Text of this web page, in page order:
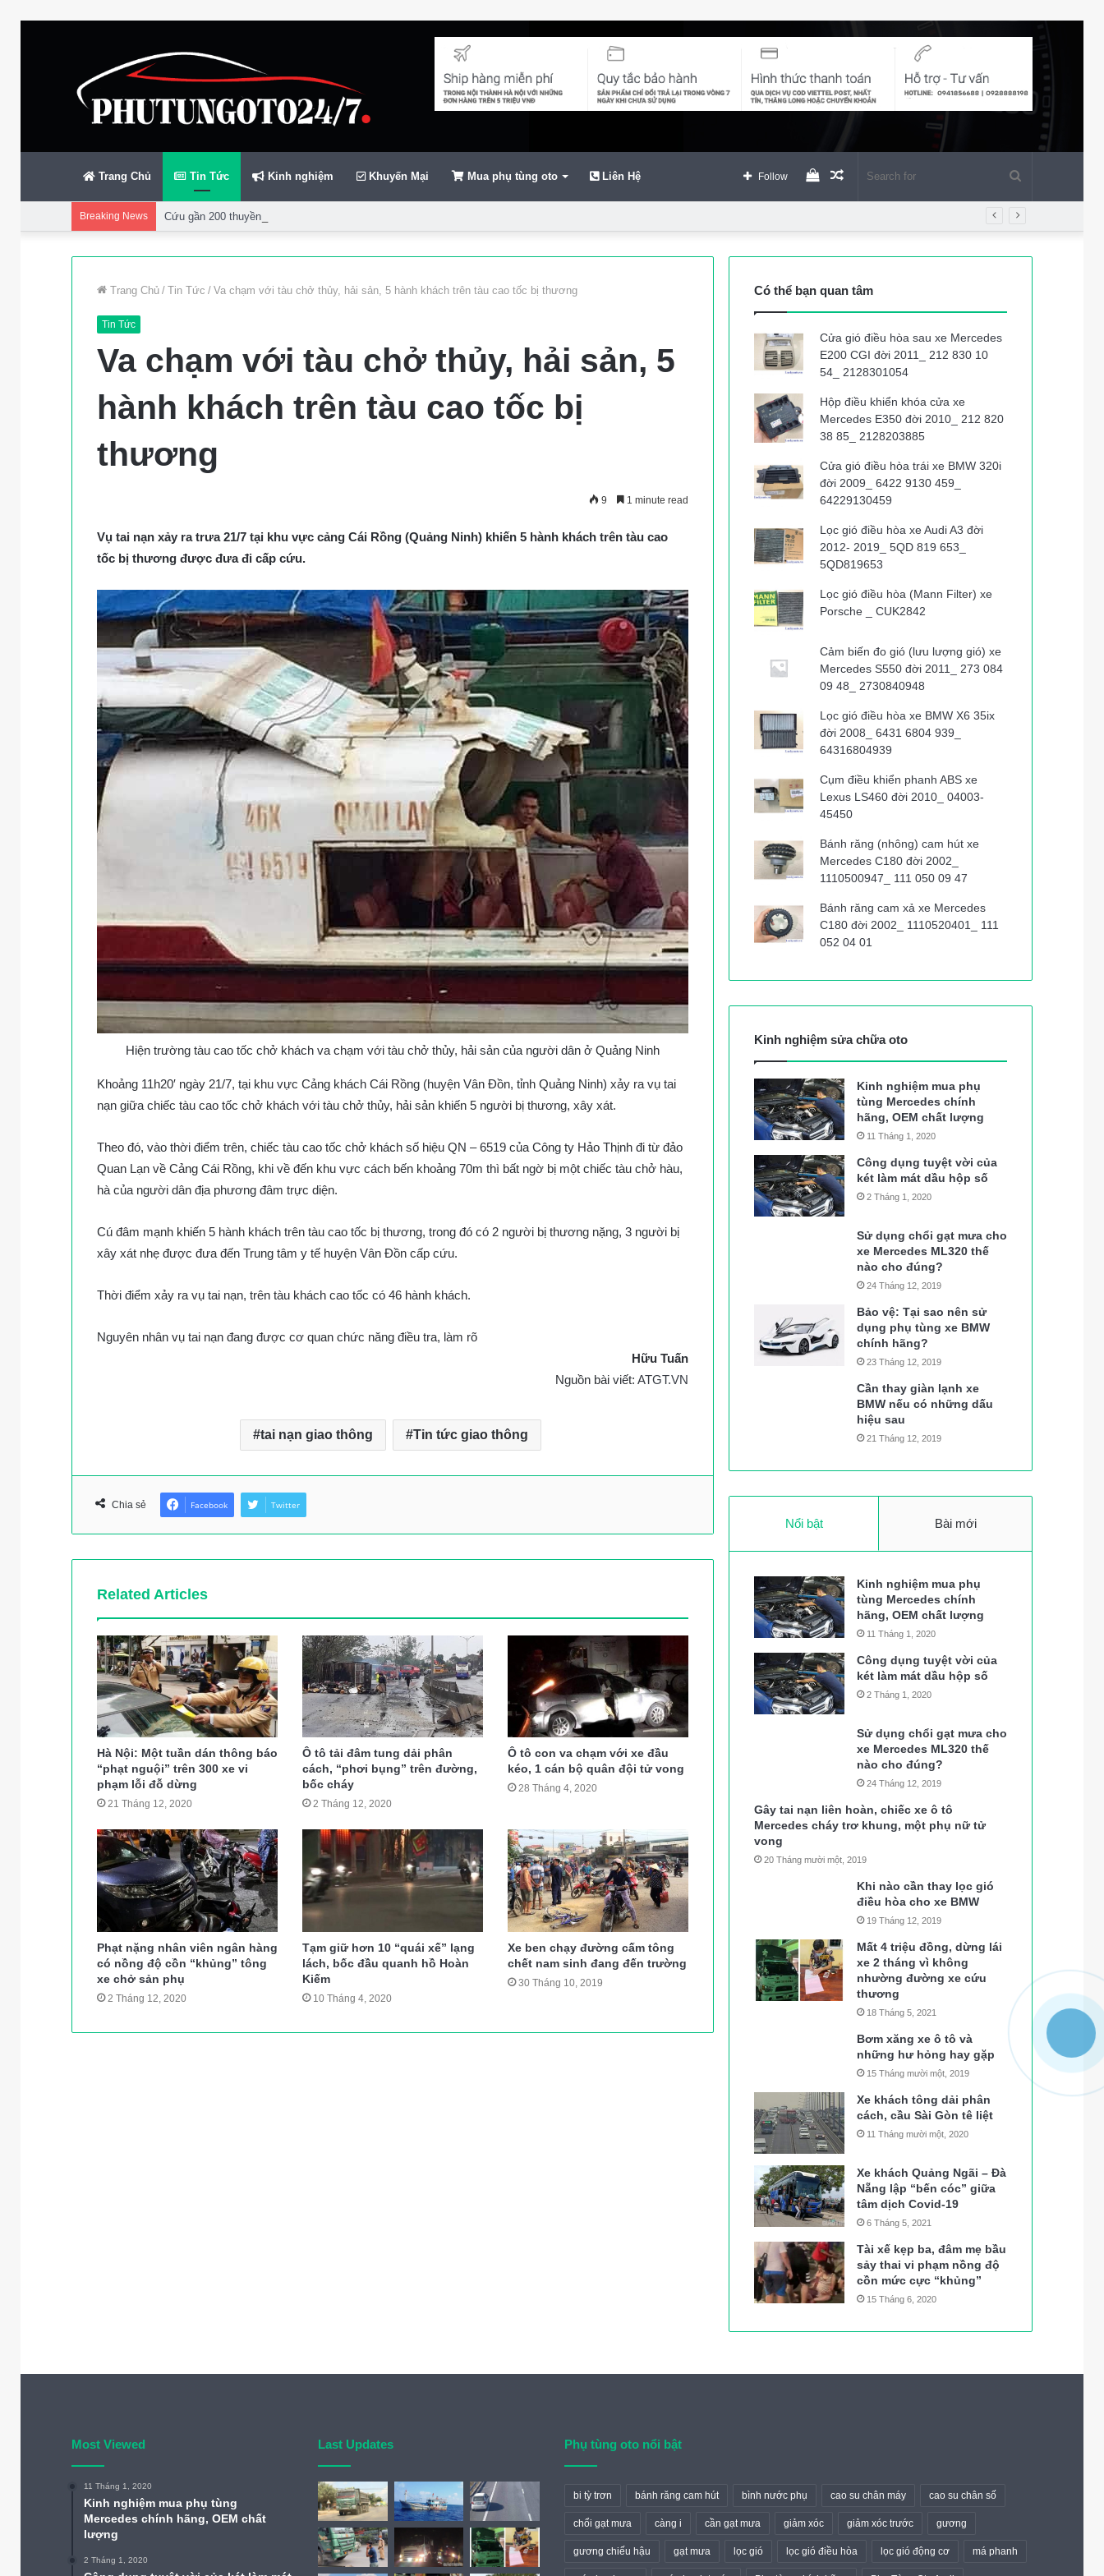
Trang Chủ Tin Tức Kinh nghiệm Khuyến Mại Mua phụ tùng oto Liên Hệ Random
View
Follow
Breaking News Cứu gần 200 thuyền viên gặp sự cố trên biển
Trang Chủ / Tin Tức / Va chạm với tàu chở thủy, hải sản, 5 hành khách trên tàu cao tốc bị thương
Tin Tức
Va chạm với tàu chở thủy, hải sản, 5
hành khách trên tàu cao tốc bị
thương
9 1 minute read
Vụ tai nạn xảy ra trưa 21/7 tại khu vực cảng Cái Rồng (Quảng Ninh) khiến 5 hành khách trên tàu cao
tốc bị thương được đưa đi cấp cứu.
Hiện trường tàu cao tốc chở khách va chạm với tàu chở thủy, hải sản của người dân ở Quảng Ninh
Khoảng 11h20′ ngày 21/7, tại khu vực Cảng khách Cái Rồng (huyện Vân Đồn, tỉnh Quảng Ninh) xảy ra vụ tai
nạn giữa chiếc tàu cao tốc chở khách với tàu chở thủy, hải sản khiến 5 người bị thương, xây xát.
Theo đó, vào thời điểm trên, chiếc tàu cao tốc chở khách số hiệu QN – 6519 của Công ty Hảo Thịnh đi từ đảo
Quan Lạn về Cảng Cái Rồng, khi về đến khu vực cách bến khoảng 70m thì bất ngờ bị một chiếc tàu chở hàu,
hà của người dân địa phương đâm trực diện.
Cú đâm mạnh khiến 5 hành khách trên tàu cao tốc bị thương, trong đó có 2 người bị thương nặng, 3 người bị
xây xát nhẹ được đưa đến Trung tâm y tế huyện Vân Đồn cấp cứu.
Thời điểm xảy ra vụ tai nạn, trên tàu khách cao tốc có 46 hành khách.
Nguyên nhân vụ tai nạn đang được cơ quan chức năng điều tra, làm rõ
Hữu Tuấn
Nguồn bài viết: ATGT.VN
tai nạn giao thông Tin tức giao thông
Chia sẻ Facebook Twitter
Related Articles
Hà Nội: Một tuần dán thông báo
“phạt nguội” trên 300 xe vi
phạm lỗi đỗ dừng
21 Tháng 12, 2020
Ô tô tải đâm tung dải phân
cách, “phơi bụng” trên đường,
bốc cháy
2 Tháng 12, 2020
Ô tô con va chạm với xe đầu
kéo, 1 cán bộ quân đội tử vong
28 Tháng 4, 2020
Phạt nặng nhân viên ngân hàng
có nồng độ cồn “khủng” tông
xe chở sản phụ
2 Tháng 12, 2020
Tạm giữ hơn 10 “quái xế” lạng
lách, bốc đầu quanh hồ Hoàn
Kiếm
10 Tháng 4, 2020
Xe ben chạy đường cấm tông
chết nam sinh đang đến trường
30 Tháng 10, 2019
Có thể bạn quan tâm
Cửa gió điều hòa sau xe Mercedes
E200 CGI đời 2011_ 212 830 10
54_ 2128301054
Hộp điều khiển khóa cửa xe
Mercedes E350 đời 2010_ 212 820
38 85_ 2128203885
Cửa gió điều hòa trái xe BMW 320i
đời 2009_ 6422 9130 459_
64229130459
Lọc gió điều hòa xe Audi A3 đời
2012- 2019_ 5QD 819 653_
5QD819653
Lọc gió điều hòa (Mann Filter) xe
Porsche _ CUK2842
Cảm biến đo gió (lưu lượng gió) xe
Mercedes S550 đời 2011_ 273 084
09 48_ 2730840948
Lọc gió điều hòa xe BMW X6 35ix
đời 2008_ 6431 6804 939_
64316804939
Cụm điều khiển phanh ABS xe
Lexus LS460 đời 2010_ 04003-
45450
Bánh răng (nhông) cam hút xe
Mercedes C180 đời 2002_
1110500947_ 111 050 09 47
Bánh răng cam xả xe Mercedes
C180 đời 2002_ 1110520401_ 111
052 04 01
Kinh nghiệm sửa chữa oto
Kinh nghiệm mua phụ
tùng Mercedes chính
hãng, OEM chất lượng
11 Tháng 1, 2020
Công dụng tuyệt vời của
két làm mát dầu hộp số
2 Tháng 1, 2020
Sử dụng chổi gạt mưa cho
xe Mercedes ML320 thế
nào cho đúng?
24 Tháng 12, 2019
Bảo vệ: Tại sao nên sử
dụng phụ tùng xe BMW
chính hãng?
23 Tháng 12, 2019
Cần thay giàn lạnh xe
BMW nếu có những dấu
hiệu sau
21 Tháng 12, 2019
Nổi bật Bài mới
Kinh nghiệm mua phụ
tùng Mercedes chính
hãng, OEM chất lượng
11 Tháng 1, 2020
Công dụng tuyệt vời của
két làm mát dầu hộp số
2 Tháng 1, 2020
Sử dụng chổi gạt mưa cho
xe Mercedes ML320 thế
nào cho đúng?
24 Tháng 12, 2019
Gây tai nạn liên hoàn, chiếc xe ô tô
Mercedes cháy trơ khung, một phụ nữ tử
vong
20 Tháng mười một, 2019
Khi nào cần thay lọc gió
điều hòa cho xe BMW
19 Tháng 12, 2019
Mất 4 triệu đồng, dừng lái
xe 2 tháng vì không
nhường đường xe cứu
thương
18 Tháng 5, 2021
Bơm xăng xe ô tô và
những hư hỏng hay gặp
15 Tháng mười một, 2019
Xe khách tông dải phân
cách, cầu Sài Gòn tê liệt
11 Tháng mười một, 2020
Xe khách Quảng Ngãi – Đà
Nẵng lập “bến cóc” giữa
tâm dịch Covid-19
6 Tháng 5, 2021
Tài xế kẹp ba, đâm mẹ bầu
sảy thai vi phạm nồng độ
cồn mức cực “khủng”
15 Tháng 6, 2020
Most Viewed
11 Tháng 1, 2020
Kinh nghiệm mua phụ tùng
Mercedes chính hãng, OEM chất
lượng
2 Tháng 1, 2020
Last Updates Phụ tùng oto nổi bật
bi tỳ trơn bánh răng cam hút bình nước phụ cao su chân máy cao su chân số
chổi gạt mưa càng i cần gạt mưa giảm xóc giảm xóc trước gương
gương chiếu hậu gạt mưa lọc gió lọc gió điều hòa lọc gió động cơ má phanh